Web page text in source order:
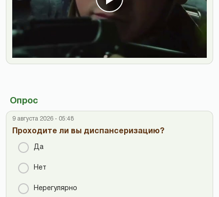
Опрос
9 августа 2026 - 05:48
Проходите ли вы диспансеризацию?
Да
Нет
Нерегулярно